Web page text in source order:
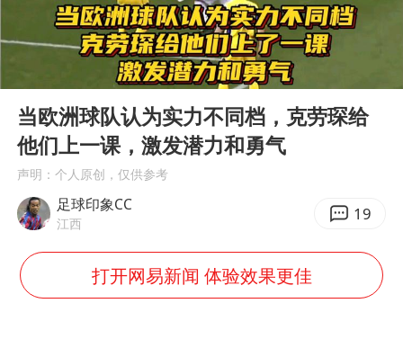
国防部：坚决反制任何闹海挑衅图谋
国防部回应日本试射“战斧”导弹
曝美拒绝乌增购“爱国者”导弹请求
改名后的“青海拉面”店
台风灿鸿未来对中国无影响
Play
当欧洲球队认为实力不同档，克劳琛给
他们上一课，激发潜力和勇气
声明：个人原创，仅供参考
足球印象CC
江西 19
打开网易新闻 体验效果更佳